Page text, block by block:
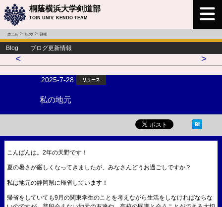
桐蔭横浜大学剣道部
TOIN UNIV. KENDO TEAM
ホーム Blog 詳細
Blog ブログ更新情報
< >
2025-7-28 リリース
私の地元
こんばんは。2年の天野です！
夏の暑さが厳しくなってきましたが、みなさんどうお過ごしですか？
私は地元の静岡県に帰省しています！
帰省をしていても9月の関東学生のことを考えながら生活をしなければならな